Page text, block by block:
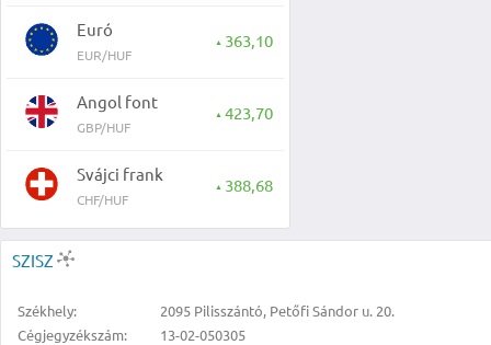
Euró
EUR/HUF
▲ 363,10
Angol font
GBP/HUF
▲ 423,70
Svájci frank
CHF/HUF
▲ 388,68
SZISZ
Székhely:
2095 Pilisszántó, Petőfi Sándor u. 20.
Cégjegyzékszám:
13-02-050305